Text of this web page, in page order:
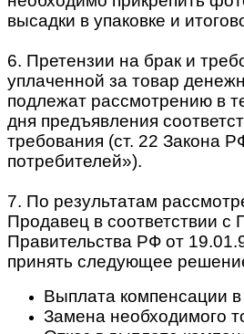
высадки в упаковке и
6. Претензии на брак и
уплаченной за товар
подлежат рассмотрению в
дня предъявления
требования (ст. 22 Закона
потребителей»).
7. По результатам
Продавец в соответствии с
Правительства РФ от
принять следующее
Выплата компенсации
Замена необходимого